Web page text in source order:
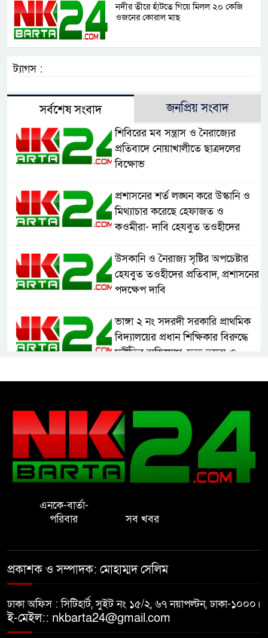
নদীর তীরে হাঁটতে গিয়ে মিলল ২০ কেজি
ওজনের কোরাল মাছ
ট্যাগস :
সর্বশেষ সংবাদ জনপ্রিয় সংবাদ
শিবিরের মব সন্ত্রাস ও নৈরাজ্যের
প্রতিবাদে নোয়াখালীতে ছাত্রদলের
বিক্ষোভ
প্রশাসনের শর্ত লঙ্ঘন করে উস্কানি ও
মিথ্যাচার করেছে হেফাজত ও
কওমীরা- দাবি হেযবুত তওহীদের
উসকানি ও নৈরাজ্য সৃষ্টির অপচেষ্টার
হেযবুত তওহীদের প্রতিবাদ, প্রশাসনের
পদক্ষেপ দাবি
ভাঙ্গা ২ নং সদরদী সরকারি প্রাথমিক
বিদ্যালয়ের প্রধান শিক্ষিকার বিরুদ্ধে
দুর্নীতির অভিযোগ, দ্রুত তদন্ত ও
সেলিম
নোয়াখালীতে ইসলামী মহা-সমাবেশ
সফল করতে মতবিনিময় সভা
হাতে ধর্ষণের শিকার স্কুলছাত্রী
গভীর রাতে চাচীর ঘরে ভাতিজা,
পুরুষাঙ্গ কেটে উধাও চাচী
নোয়াখালীতে র‌্যাবের অভিযান: ২
চাঞ্চল্যকর হত্যা মামলার আসামিসহ
এনকে-বার্তা-
পরিবার
সব খবর
প্রকাশক ও সম্পাদক: মোহাম্মদ সেলিম
ঢাকা অফিস : সিটিহার্ট, সুইট নং ১৫/২, ৬৭ নয়াপল্টন, ঢাকা-১০০০।
ই-মেইল:: nkbarta24@gmail.com